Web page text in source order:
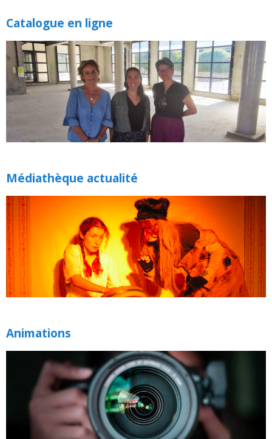
Catalogue en ligne
Médiathèque actualité
Animations